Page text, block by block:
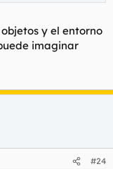
y el entorno
imaginar
#24